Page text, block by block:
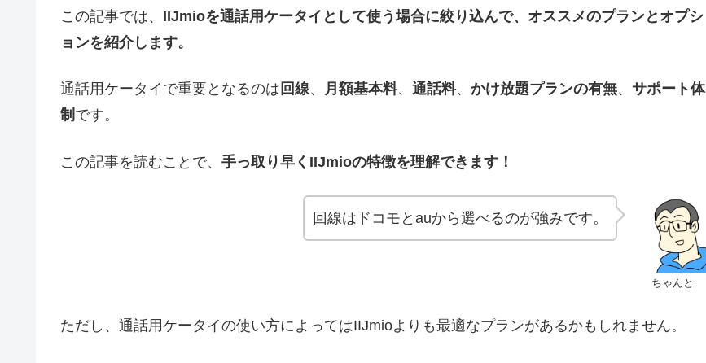
この記事では、 IIJmioを通話用ケータイとして使う場合に絞り込んで、オススメのプランとオプシ
ョンを紹介します。
通話用ケータイで重要となるのは 回線、 月額基本料、 通話料、 かけ放題プランの有無、 サポート体
制 です。
この記事を読むことで、 手っ取り早くIIJmioの特徴を理解できます！
ちゃんと
回線はドコモとauから選べるのが強みです。
ただし、通話用ケータイの使い方によってはIIJmioよりも最適なプランがあるかもしれません。